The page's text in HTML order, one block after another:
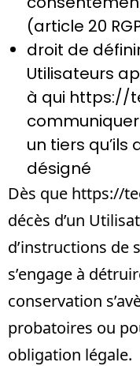
(article 20
droit de
Utilisateurs
à qui https://
un tiers
désigné
Dès que https://
décès d’un
d’instructions de
s’engage à
conservation
probatoires ou
obligation légale.